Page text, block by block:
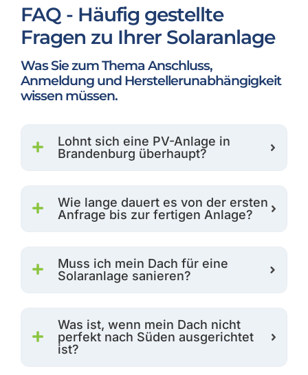
FAQ - Häufig gestellte
Fragen zu Ihrer Solaranlage
Was Sie zum Thema Anschluss,
Anmeldung und Herstellerunabhängigkeit
wissen müssen.
Lohnt sich eine PV-Anlage in
Brandenburg überhaupt?
Wie lange dauert es von der ersten
Anfrage bis zur fertigen Anlage?
Muss ich mein Dach für eine
Solaranlage sanieren?
Was ist, wenn mein Dach nicht
perfekt nach Süden ausgerichtet
ist?